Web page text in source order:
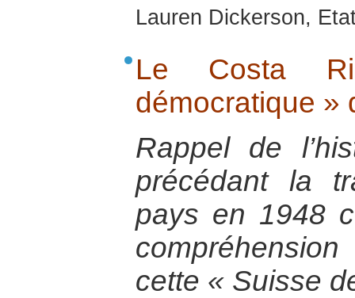
Lauren Dickerson,
Le Costa
démocratique »
Rappel de
précédant la
pays en 1948
cette « Suisse